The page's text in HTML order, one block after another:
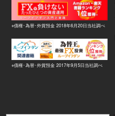
※債権･為替･外貨預金 2018年6月20日当社調べ
※債権･為替･外貨預金 2017年9月5日当社調べ